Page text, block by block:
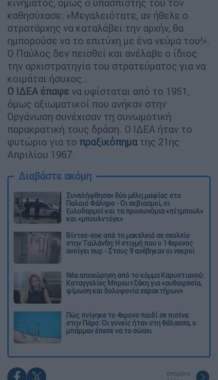
κινήματος, όμως ο υπασπιστής του τον
καθησύχασε: «Μεγαλειότατε, αν ήθελε ο
στρατάρχης να καταλάβει την αρχήν, θα
ημπορούσε να το επιτύχη με ένα νεύμα του!».
Ο Παύλος δεν πεισθεί και ανέλαβε ο ίδιος
την αρχιστρατηγία του στρατεύματος για να
κοιμάται ήσυχος…
Ο ΙΔΕΑ έπαψε να υφίσταται από το 1951,
όμως αξιωματικοί που ανήκαν στην
Οργάνωση συνέχισαν τη συνωμοτική
παρακρατική τους δράση. Ο ΙΔΕΑ ήταν το
φυτώριο για το πραξικόπημα της 21ης
Απριλίου 1967.
Διαβάστε ακόμη
Συνελήφθησαν δύο μέλη μαφίας στο
Παλαιό Φάληρο - Οι εκβιασμοί, οι
ξυλοδαρμοί και τα προσωνύμια «πίτμπουλ»
και «μπουλντόγκ»
Βίντεο-σοκ από το μακελειό σε σχολείο
στην Ταϊλάνδη: Η στιγμή που ο 14χρονος
ανοίγει πυρ - Στους 9 ανέβηκαν οι νεκροί
Νέα αποχώρηση από το κόμμα Καρυστιανού:
Καταγγελίες Μπρουτζάκη για «αυθαιρεσία,
φίμωση και δολοφονία χαρακτήρων»
Πώς πνίγηκε το 4χρονο παιδί σε πισίνα
στην Πάρο: Οι γονείς ήταν στη θάλασσα, ο
μπάρμαν έπεσε να το σώσει
επόμενο